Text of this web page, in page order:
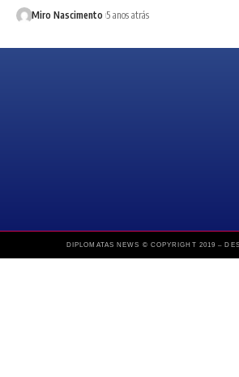
Miro Nascimento 5 anos atrás
DIPLOMATAS NEWS © COPYRIGHT 2019 –